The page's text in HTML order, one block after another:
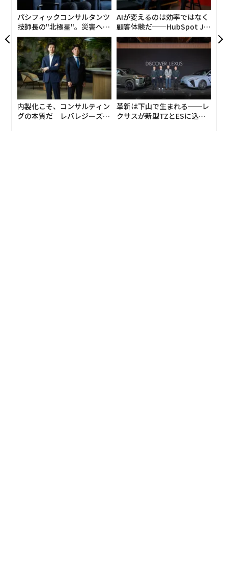
パシフィックコンサルタンツ
技師長の"北極星"。災害への
無力感を乗り越え見つけた、
防災一筋20年の答え
AIが変えるのは効率ではなく
顧客体験だ──HubSpot Ja
panが語る「Grow Better」
な組織のつくり方
内製化こそ、コンサルティン
グの本質だ レバレジーズが
革新は下山で生まれる──レ
クサスが新型TZとESに込め